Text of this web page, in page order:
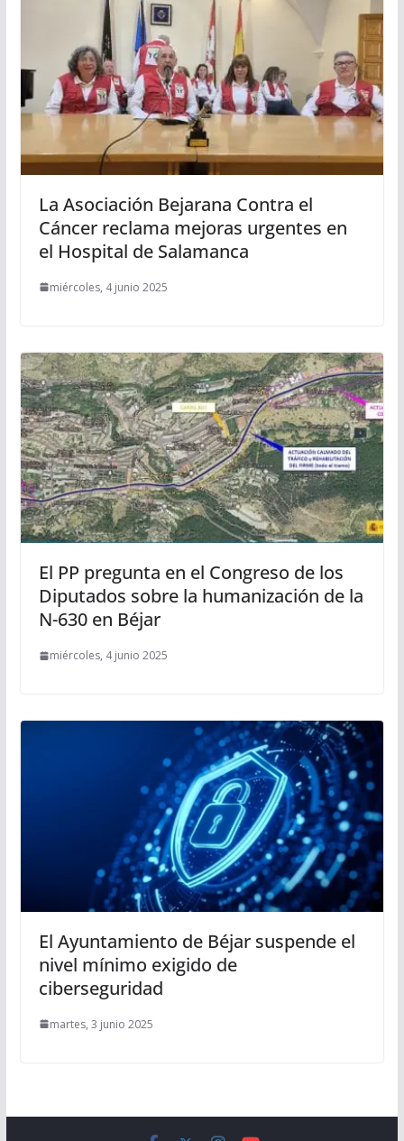
La Asociación Bejarana Contra el
Cáncer reclama mejoras urgentes en
el Hospital de Salamanca
miércoles, 4 junio 2025
El PP pregunta en el Congreso de los
Diputados sobre la humanización de la
N-630 en Béjar
miércoles, 4 junio 2025
El Ayuntamiento de Béjar suspende el
nivel mínimo exigido de
ciberseguridad
martes, 3 junio 2025